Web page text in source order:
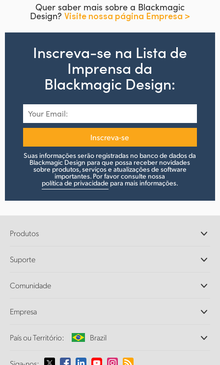
Quer saber mais sobre a Blackmagic
Design? Visite nossa página Empresa >
Inscreva-se na Lista de
Imprensa da
Blackmagic Design:
Inscreva-se
Suas informações serão registradas no banco de dados da
Blackmagic Design para que possa receber novidades
sobre produtos, serviços e atualizações de software
importantes. Por favor consulte nossa
política de privacidade para mais informações.
Produtos
DaVinci Resolve e Fusion
Ultimatte
Captura e Reprodução
Conversão de Padrões
Monitoramento
Suporte
Central de Suporte Técnico
Comunidade
Empresa
Sobre a Blackmagic Design
País ou Território: Brazil
Selecione seu país ou território